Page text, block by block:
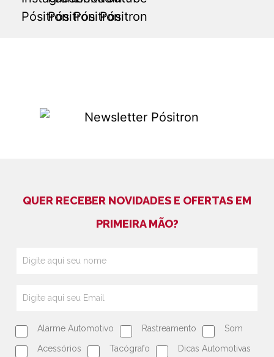
QUER RECEBER NOVIDADES E OFERTAS EM
PRIMEIRA MÃO?
Alarme Automotivo Rastreamento Som
Acessórios Tacógrafo Dicas Automotivas